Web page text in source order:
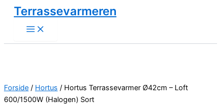
indholdet
Terrassevarmeren
Forside / Hortus / Hortus Terrassevarmer Ø42cm – Loft
600/1500W (Halogen) Sort